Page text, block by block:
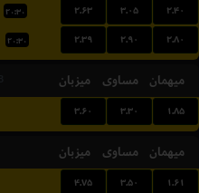
۲۰:۳۰ ۲.۶۳ ۳.۰۵ ۲.۴۰
۲۰:۳۰ ۲.۳۹ ۲.۹۰ ۲.۸۰
میزبان مساوی میهمان
۳.۶۰ ۳.۳۰ ۱.۸۵
میزبان مساوی میهمان
۴.۷۵ ۳.۵۰ ۱.۶۱